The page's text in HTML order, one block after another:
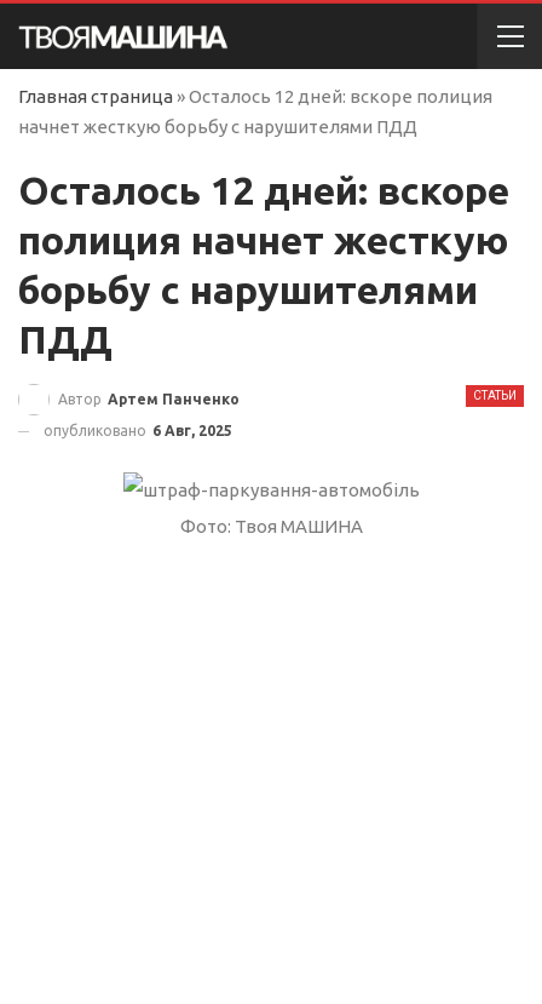
Главная страница »Осталось 12 дней: вскоре полиция
начнет жесткую борьбу с нарушителями ПДД
Осталось 12 дней: вскоре
полиция начнет жесткую
борьбу с нарушителями
ПДД
СТАТЬИ
Автор Артем Панченко
опубликовано 6 Авг, 2025
Фото: Твоя МАШИНА